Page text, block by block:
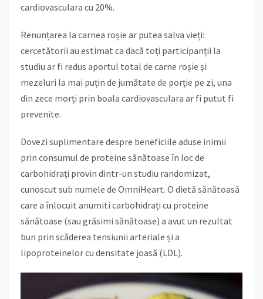
cardiovasculara cu 20%.
Renunțarea la carnea roșie ar putea salva vieți:
cercetătorii au estimat ca dacă toți participanții la
studiu ar fi redus aportul total de carne roșie și
mezeluri la mai puțin de jumătate de porție pe zi, una
din zece morți prin boala cardiovasculara ar fi putut fi
prevenite.
Dovezi suplimentare despre beneficiile aduse inimii
prin consumul de proteine sănătoase în loc de
carbohidrați provin dintr-un studiu randomizat,
cunoscut sub numele de OmniHeart. O dietă sănătoasă
care a înlocuit anumiti carbohidrați cu proteine
sănătoase (sau grăsimi sănătoase) a avut un rezultat
bun prin scăderea tensiunii arteriale și a
lipoproteinelor cu densitate joasă (LDL).